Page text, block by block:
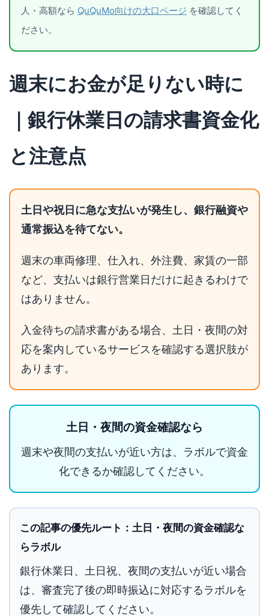
人・高額なら QuQuMo向けの大口ページ を確認してく
ださい。
週末にお金が足りない時に
｜銀行休業日の請求書資金化
と注意点
土日や祝日に急な支払いが発生し、銀行融資や
通常振込を待てない。
週末の車両修理、仕入れ、外注費、家賃の一部
など、支払いは銀行営業日だけに起きるわけで
はありません。
入金待ちの請求書がある場合、土日・夜間の対
応を案内しているサービスを確認する選択肢が
あります。
土日・夜間の資金確認なら
週末や夜間の支払いが近い方は、ラボルで資金
化できるか確認してください。
この記事の優先ルート：土日・夜間の資金確認な
らラボル
銀行休業日、土日祝、夜間の支払いが近い場合
は、審査完了後の即時振込に対応するラボルを
優先して確認してください。